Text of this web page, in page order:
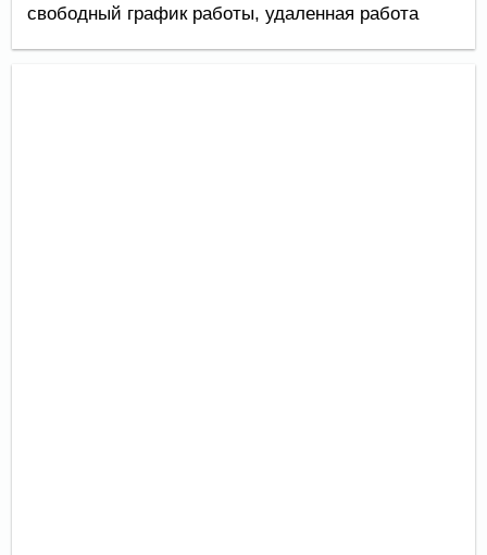
свободный график работы, удаленная работа